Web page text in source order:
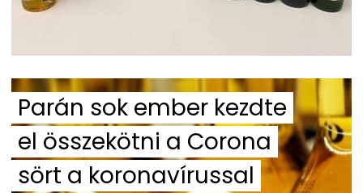
Parán sok ember kezdte
el összekötni a Corona
sört a koronavírussal